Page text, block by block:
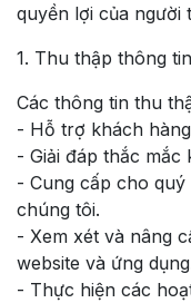
quyền lợi của người
1. Thu thập thông
Các thông tin thu
- Hỗ trợ khách
- Giải đáp thắc mắc
- Cung cấp cho
chúng tôi.
- Xem xét và nâng
website và ứng
- Thực hiện các